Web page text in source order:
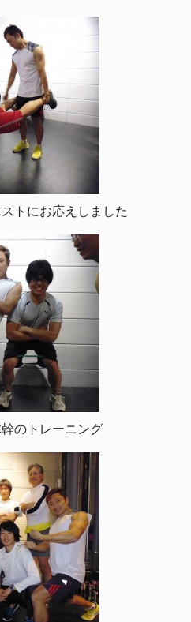
トにお応えしました
のトレーニング